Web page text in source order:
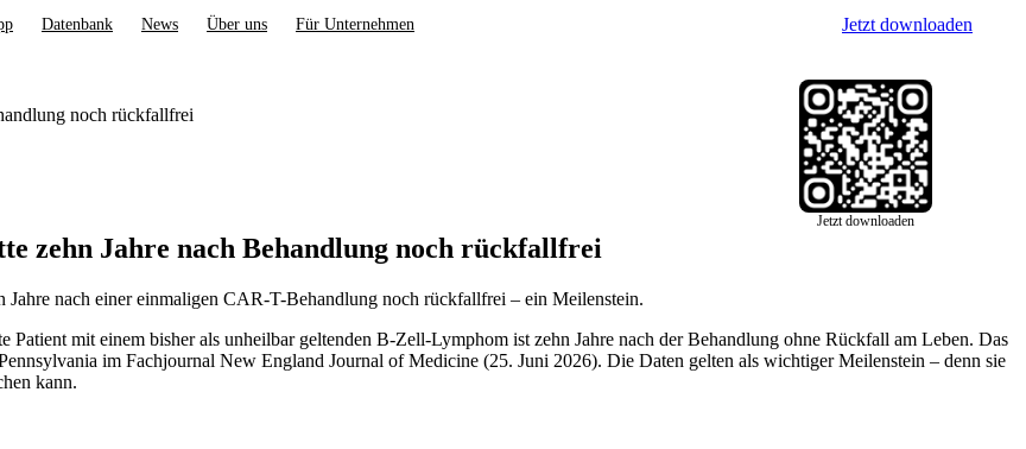
Datenbank News Über uns Für Unternehmen
Jetzt downloaden
Jetzt downloaden
noch rückfallfrei
zehn Jahre nach Behandlung noch rückfallfrei
nach einer einmaligen CAR-T-Behandlung noch rückfallfrei – ein Meilenstein.
mit einem bisher als unheilbar geltenden B-Zell-Lymphom ist zehn Jahre nach der Behandlung ohne Rückfall am Leben. Das
im Fachjournal New England Journal of Medicine (25. Juni 2026). Die Daten gelten als wichtiger Meilenstein – denn sie
kann.